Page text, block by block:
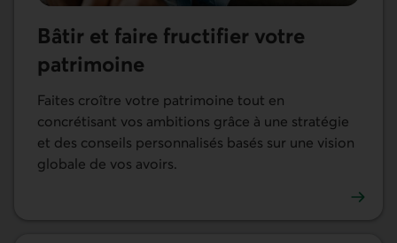
Bâtir et faire fructifier votre
patrimoine
Faites croître votre patrimoine tout en
concrétisant vos ambitions grâce à une stratégie
et des conseils personnalisés basés sur une vision
globale de vos avoirs.